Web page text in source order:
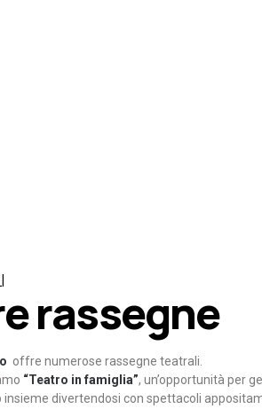
rassegne
offre numerose rassegne teatrali.
“Teatro in famiglia”, un’opportunità per
divertendosi con spettacoli